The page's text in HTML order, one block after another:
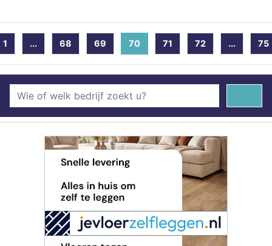
1 ... 68 69 70 (current)
71 72 ... 75